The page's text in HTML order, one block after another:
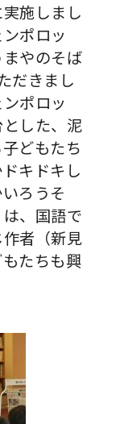
施しまし
ポロッ
やのそば
だきまし
ポロッ
した、泥
どもたち
キドキし
ろうそ
、国語で
者（新見
たちも興